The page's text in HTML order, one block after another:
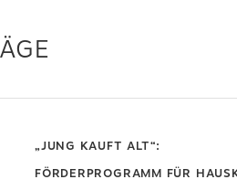
„JUNG KAUFT ALT“:
FÖRDERPROGRAMM FÜR